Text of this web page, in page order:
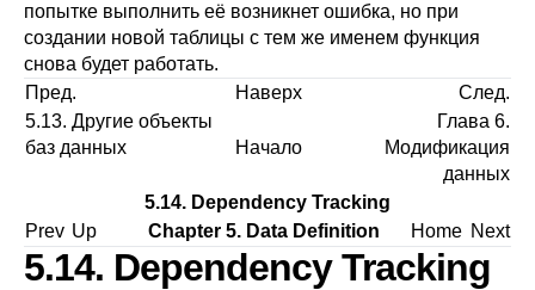
попытке выполнить её возникнет ошибка, но при
создании новой таблицы с тем же именем функция
снова будет работать.
Пред.
Наверх
След.
5.13. Другие объекты
баз данных
Начало
Глава 6.
Модификация
данных
5.14. Dependency Tracking
Prev Up Chapter 5. Data Definition Home Next
5.14. Dependency Tracking